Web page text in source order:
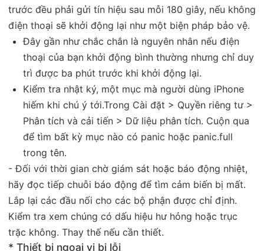
trước đều phải gửi tín hiệu sau mỗi 180 giây, nếu không
điện thoại sẽ khởi động lại như một biện pháp bảo vệ.
Đây gần như chắc chắn là nguyên nhân nếu điện
thoại của bạn khởi động bình thường nhưng chỉ duy
trì được ba phút trước khi khởi động lại.
Kiểm tra nhật ký, một mục mà người dùng iPhone
hiếm khi chú ý tới.Trong Cài đặt > Quyền riêng tư >
Phân tích và cải tiến > Dữ liệu phân tích. Cuộn qua
để tìm bất kỳ mục nào có panic hoặc panic.full
trong tên.
- Đối với thời gian chờ giám sát hoặc báo động nhiệt,
hãy đọc tiếp chuỗi báo động để tìm cảm biến bị mất.
Lắp lại các đầu nối cho các bộ phận được chỉ định.
Kiểm tra xem chúng có dấu hiệu hư hỏng hoặc trục
trặc không. Thay thế nếu cần thiết.
* Thiết bị ngoại vi bị lỗi